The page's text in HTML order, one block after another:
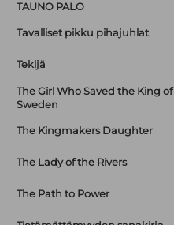
TAUNO PALO
Tavalliset pikku pihajuhlat
Tekijä
The Girl Who Saved the King of
Sweden
The Kingmakers Daughter
The Lady of the Rivers
The Path to Power